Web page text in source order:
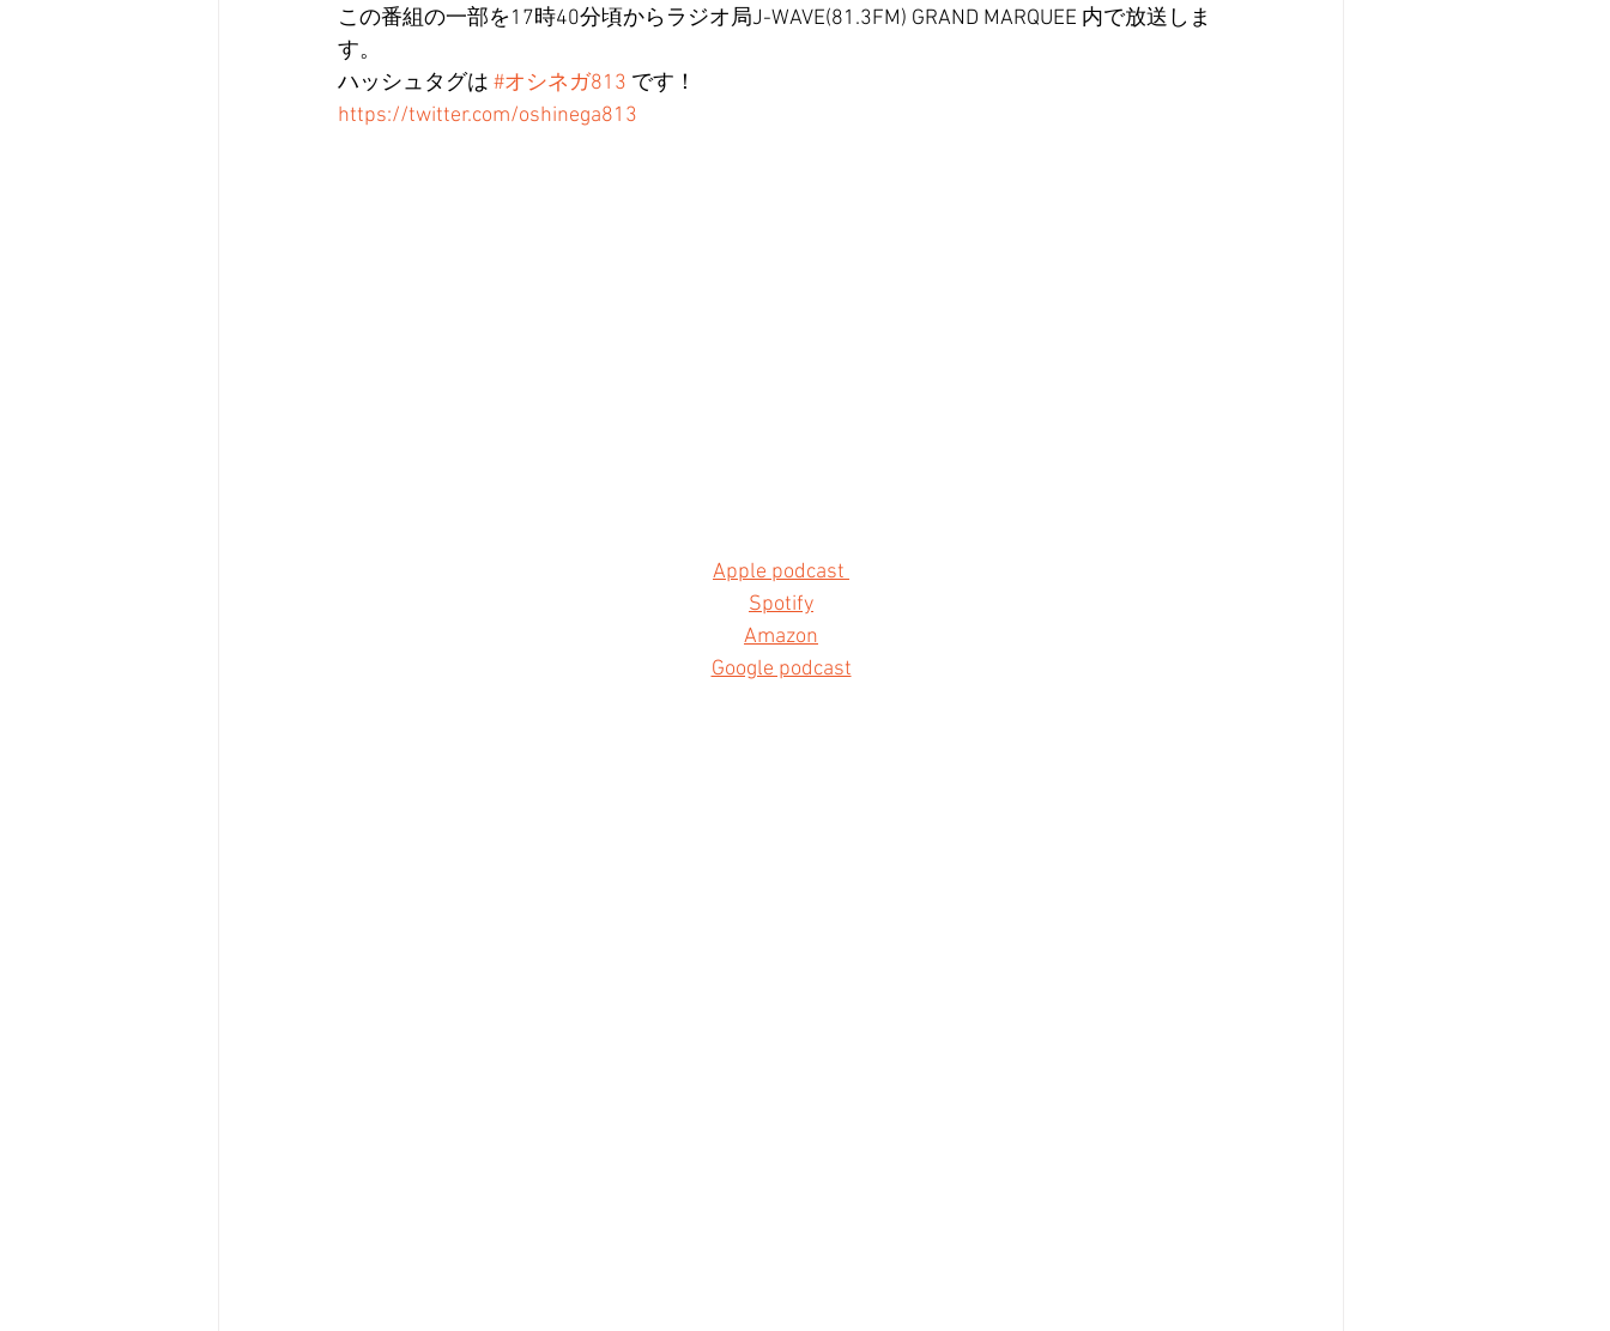
この番組の一部を17時40分頃からラジオ局J-WAVE(81.3FM) GRAND MARQUEE 内で放送しま
す。
ハッシュタグは #オシネガ813 です！
https://twitter.com/oshinega813
Apple podcast
Spotify
Amazon
Google podcast